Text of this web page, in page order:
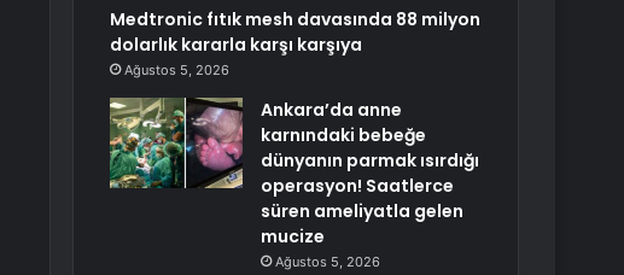
Medtronic fıtık mesh davasında 88 milyon
dolarlık kararla karşı karşıya
Ağustos 5, 2026
Ankara’da anne
karnındaki bebeğe
dünyanın parmak ısırdığı
operasyon! Saatlerce
süren ameliyatla gelen
mucize
Ağustos 5, 2026